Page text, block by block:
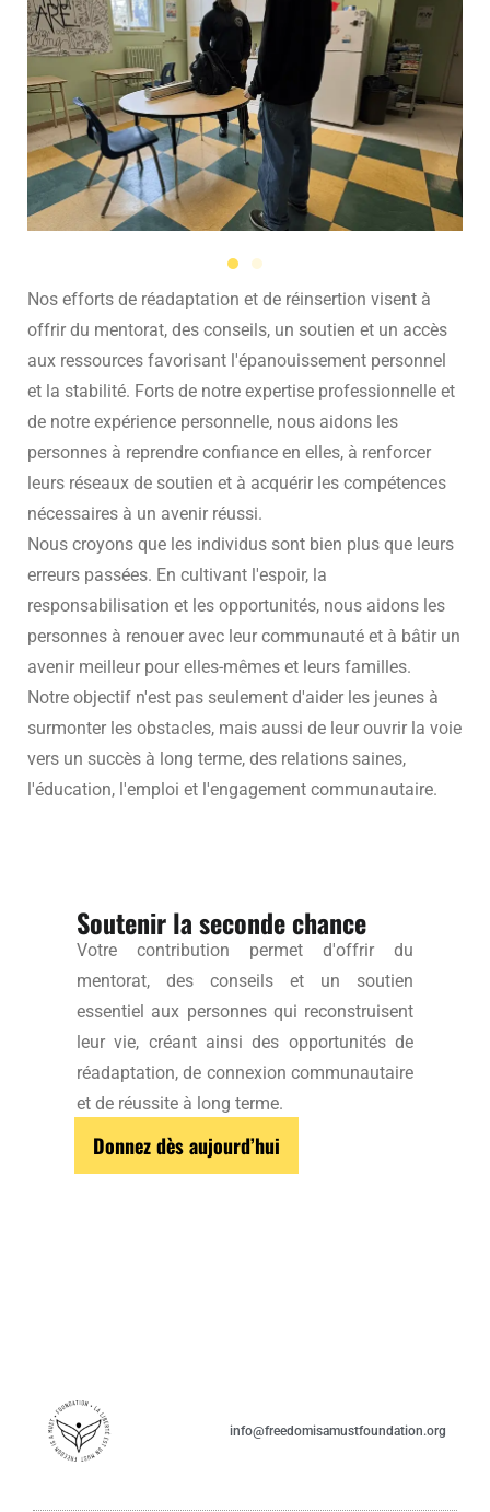
Nos efforts de réadaptation et de réinsertion visent à
offrir du mentorat, des conseils, un soutien et un accès
aux ressources favorisant l'épanouissement personnel
et la stabilité. Forts de notre expertise professionnelle et
de notre expérience personnelle, nous aidons les
personnes à reprendre confiance en elles, à renforcer
leurs réseaux de soutien et à acquérir les compétences
nécessaires à un avenir réussi.
Nous croyons que les individus sont bien plus que leurs
erreurs passées. En cultivant l'espoir, la
responsabilisation et les opportunités, nous aidons les
personnes à renouer avec leur communauté et à bâtir un
avenir meilleur pour elles-mêmes et leurs familles.
Notre objectif n'est pas seulement d'aider les jeunes à
surmonter les obstacles, mais aussi de leur ouvrir la voie
vers un succès à long terme, des relations saines,
l'éducation, l'emploi et l'engagement communautaire.
Soutenir la seconde chance
Votre contribution permet d'offrir du
mentorat, des conseils et un soutien
essentiel aux personnes qui reconstruisent
leur vie, créant ainsi des opportunités de
réadaptation, de connexion communautaire
et de réussite à long terme.
Donnez dès aujourd’hui
info@freedomisamustfoundation.org